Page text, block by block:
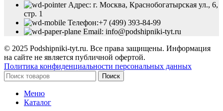
Адрес: г. Москва, Краснобогатырская ул., 6,
стр. 1
Телефон:+7 (499) 393-84-99
Email: info@podshipniki-tyt.ru
© 2025 Podshipniki-tyt.ru. Все права защищены. Информация
на сайте не является публичной офертой.
Политика конфиденциальности персональных данных
Поиск
Меню
Каталог